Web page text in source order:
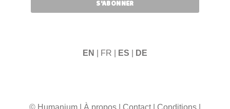
EN | FR | ES DE
© Humanium À propos Contact| Conditions